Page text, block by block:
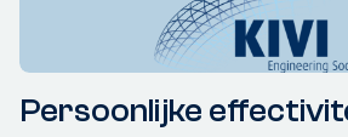
Persoonlijke